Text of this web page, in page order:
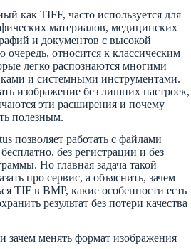
как TIFF, часто используется для
материалов, медицинских
и документов с высокой
очередь, относится к классическим
легко распознаются многими
и системными инструментами.
изображение без лишних настроек,
эти расширения и почему
полезным.
позволяет работать с файлами
без регистрации и без
Но главная задача такой
про сервис, а объяснить, зачем
TIF в BMP, какие особенности есть
результат без потери качества
зачем менять формат изображения